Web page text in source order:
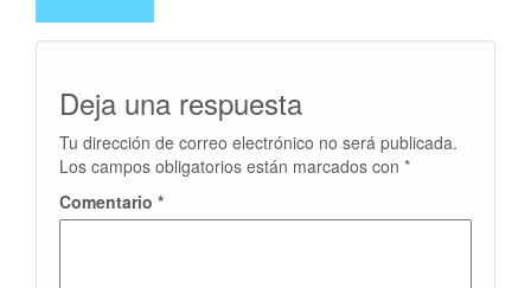
Deja una respuesta
Tu dirección de correo electrónico no será publicada.
Los campos obligatorios están marcados con *
Comentario *